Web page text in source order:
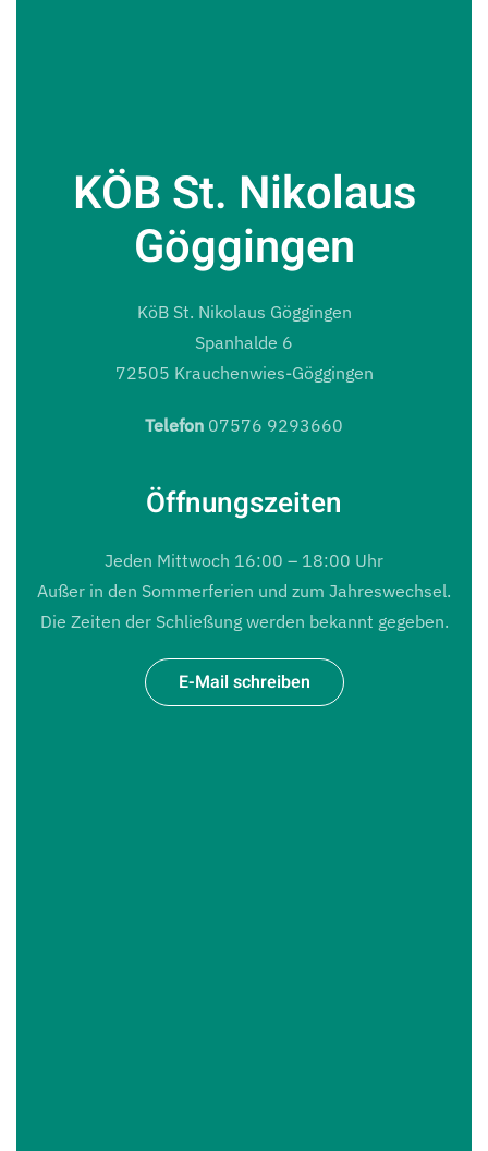
KÖB St. Nikolaus
Göggingen
KöB St. Nikolaus Göggingen
Spanhalde 6
72505 Krauchenwies-Göggingen
Telefon 07576 9293660
Öffnungszeiten
Jeden Mittwoch 16:00 – 18:00 Uhr
Außer in den Sommerferien und zum Jahreswechsel.
Die Zeiten der Schließung werden bekannt gegeben.
E-Mail schreiben